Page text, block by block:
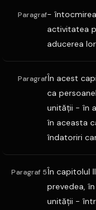
Paragraf-
activitatea
aducerea
ParagrafÎn acest
ca
unităţii - în
în aceasta
îndatoriri
Paragraf 5În capitolul
prevedea,
unităţii -